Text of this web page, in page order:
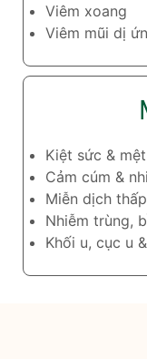
Viêm xoang
Viêm mũi dị
Kiệt sức &
Cảm cúm &
Miễn dịch
Nhiễm trùng,
Khối u, cục u